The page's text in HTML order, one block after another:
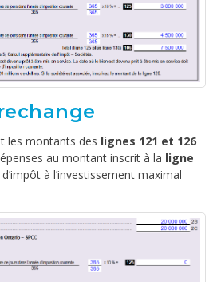
les montants des lignes 121 et 126
au montant inscrit à la ligne
à l’investissement maximal